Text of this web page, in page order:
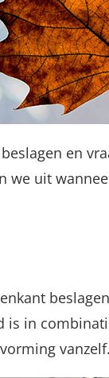
en
we uit
is in
vanzelf.